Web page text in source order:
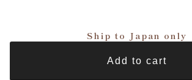
Ship to Japan only
Add to cart